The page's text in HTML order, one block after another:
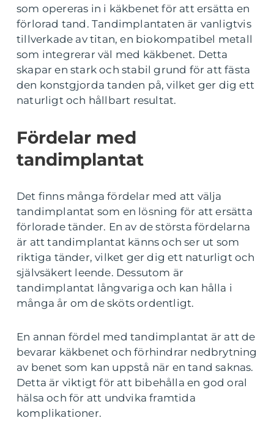
som opereras in i käkbenet för att ersätta en
förlorad tand. Tandimplantaten är vanligtvis
tillverkade av titan, en biokompatibel metall
som integrerar väl med käkbenet. Detta
skapar en stark och stabil grund för att fästa
den konstgjorda tanden på, vilket ger dig ett
naturligt och hållbart resultat.
Fördelar med
tandimplantat
Det finns många fördelar med att välja
tandimplantat som en lösning för att ersätta
förlorade tänder. En av de största fördelarna
är att tandimplantat känns och ser ut som
riktiga tänder, vilket ger dig ett naturligt och
självsäkert leende. Dessutom är
tandimplantat långvariga och kan hålla i
många år om de sköts ordentligt.
En annan fördel med tandimplantat är att de
bevarar käkbenet och förhindrar nedbrytning
av benet som kan uppstå när en tand saknas.
Detta är viktigt för att bibehålla en god oral
hälsa och för att undvika framtida
komplikationer.